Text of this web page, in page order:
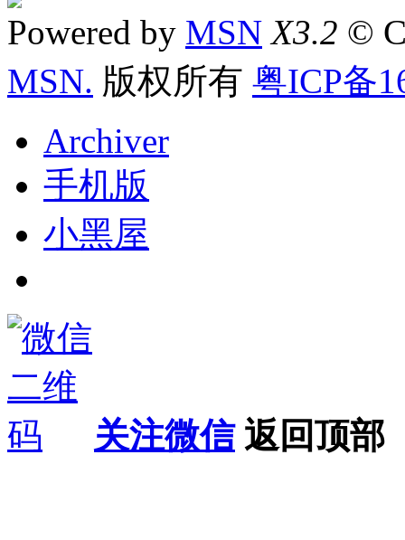
Powered by MSN X3.2 ©
MSN. 版权所有 粤ICP备
Archiver
手机版
小黑屋
关注微信 返回顶部